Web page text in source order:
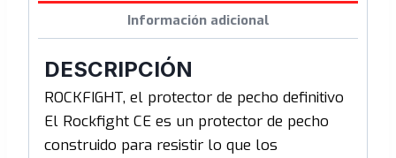
Información adicional
DESCRIPCIÓN
ROCKFIGHT, el protector de pecho definitivo
El Rockfight CE es un protector de pecho
construido para resistir lo que los